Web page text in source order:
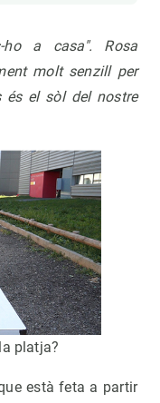
a casa". Rosa
molt senzill per
és el sòl del nostre
platja?
està feta a partir